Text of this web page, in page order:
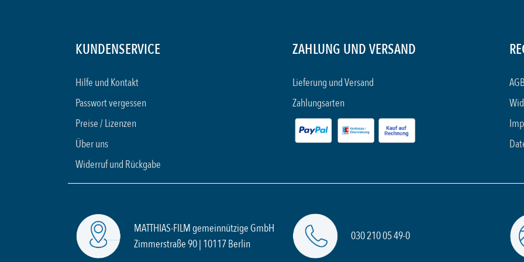
KUNDENSERVICE
Hilfe und Kontakt
Passwort vergessen
Preise / Lizenzen
Über uns
Widerruf und Rückgabe
ZAHLUNG UND VERSAND
Lieferung und Versand
Zahlungsarten
MATTHIAS-FILM gemeinnützige GmbH
Zimmerstraße 90 | 10117 Berlin
030 210 05 49-0